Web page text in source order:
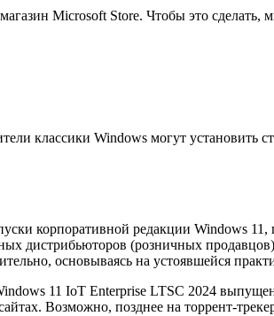
Microsoft Store. Чтобы это
клaссики Windows могут установить
корпоративной редакции Windows
дистрибьюторов (розничных
основываясь на устоявшейся
11 IoT Enterprise LTSC 2024
Возможно, позднее на торрент-